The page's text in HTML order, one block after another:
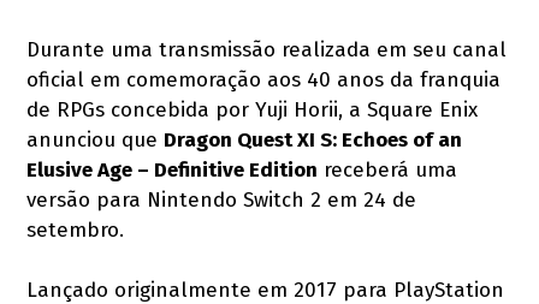
Durante uma transmissão realizada em seu canal
oficial em comemoração aos 40 anos da franquia
de RPGs concebida por Yuji Horii, a Square Enix
anunciou que Dragon Quest XI S: Echoes of an
Elusive Age – Definitive Edition receberá uma
versão para Nintendo Switch 2 em 24 de
setembro.
Lançado originalmente em 2017 para PlayStation